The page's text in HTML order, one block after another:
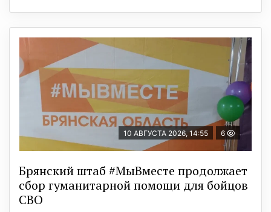
10 АВГУСТА 2026, 14:55 6
Брянский штаб #МыВместе продолжает
сбор гуманитарной помощи для бойцов
СВО